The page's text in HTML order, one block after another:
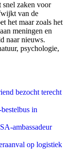
snel zaken voor
van de
het maar zoals het
meningen en
naar nieuws.
psychologie,
bezocht terecht
in
ambassadeur
op logistiek